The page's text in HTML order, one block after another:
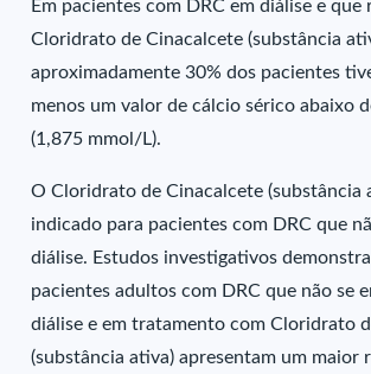
Em pacientes com DRC em diálise e que
Cloridrato de Cinacalcete (substância
aproximadamente 30% dos pacientes
menos um valor de cálcio sérico abaixo
(1,875 mmol/L).
O Cloridrato de Cinacalcete (substância
indicado para pacientes com DRC que
diálise. Estudos investigativos
pacientes adultos com DRC que não se
diálise e em tratamento com Cloridrato
(substância ativa) apresentam um maior